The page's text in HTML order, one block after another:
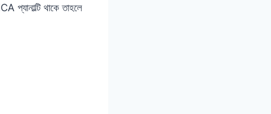
প্যানাল্টি থাকে তাহলে